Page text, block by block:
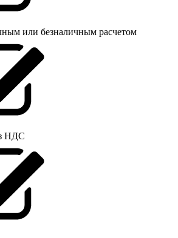
или безналичным расчетом
НДС